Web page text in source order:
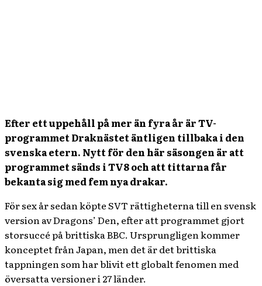
Efter ett uppehåll på mer än fyra år är TV-
programmet Draknästet äntligen tillbaka i den
svenska etern. Nytt för den här säsongen är att
programmet sänds i TV8 och att tittarna får
bekanta sig med fem nya drakar.
För sex år sedan köpte SVT rättigheterna till en svensk
version av Dragons’ Den, efter att programmet gjort
storsuccé på brittiska BBC. Ursprungligen kommer
konceptet från Japan, men det är det brittiska
tappningen som har blivit ett globalt fenomen med
översatta versioner i 27 länder.